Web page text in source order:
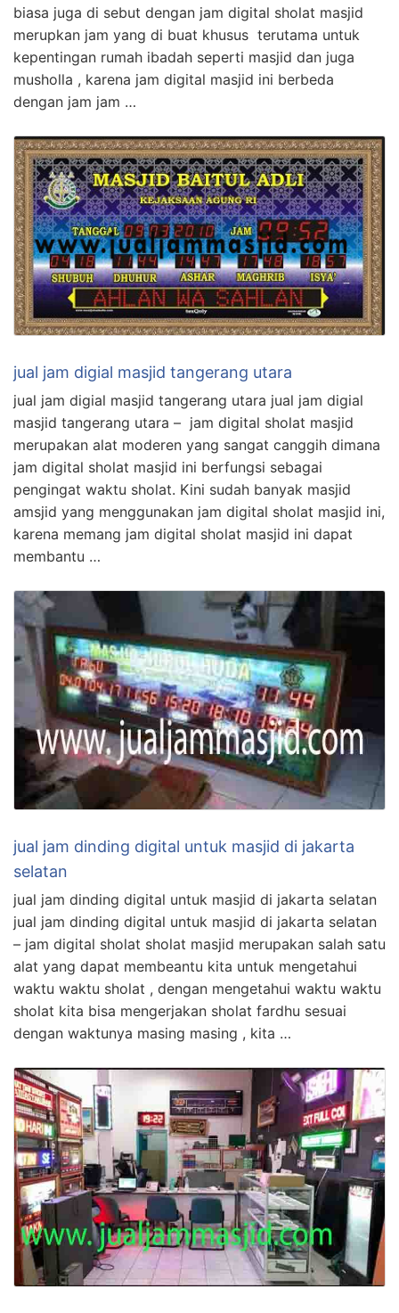
biasa juga di sebut dengan jam digital sholat masjid
merupkan jam yang di buat khusus terutama untuk
kepentingan rumah ibadah seperti masjid dan juga
musholla , karena jam digital masjid ini berbeda
dengan jam jam …
jual jam digial masjid tangerang utara
jual jam digial masjid tangerang utara jual jam digial
masjid tangerang utara – jam digital sholat masjid
merupakan alat moderen yang sangat canggih dimana
jam digital sholat masjid ini berfungsi sebagai
pengingat waktu sholat. Kini sudah banyak masjid
amsjid yang menggunakan jam digital sholat masjid ini,
karena memang jam digital sholat masjid ini dapat
membantu …
jual jam dinding digital untuk masjid di jakarta
selatan
jual jam dinding digital untuk masjid di jakarta selatan
jual jam dinding digital untuk masjid di jakarta selatan
– jam digital sholat sholat masjid merupakan salah satu
alat yang dapat membeantu kita untuk mengetahui
waktu waktu sholat , dengan mengetahui waktu waktu
sholat kita bisa mengerjakan sholat fardhu sesuai
dengan waktunya masing masing , kita …